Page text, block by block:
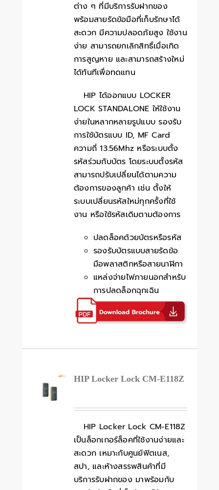
ต่าง ๆ ที่มีบริการรับฝากของ
พร้อมสายรัดข้อมือที่เก็บรักษาได้
สะดวก มีความปลอดภัยสูง ใช้งาน
ง่าย สามารถยกเลิกสิทธิ์เมื่อเกิด
การสูญหาย และสามารถสร้างใหม่
ได้ทันทีเพื่อทดแทน
HIP ได้ออกแบบ LOCKER
LOCK STANDALONE ให้ใช้งาน
ง่ายในหลากหลายรูปแบบ รองรับ
การใช้บัตรแบบ ID, MF Card
ความถี่ 13.56Mhz หรือระบบตั้ง
รหัสร่วมกับบัตร โดยระบบตั้งรหัส
สามารถปรับเปลี่ยนได้ตามความ
ต้องการของลูกค้า เช่น ตั้งให้
ระบบเปลี่ยนรหัสใหม่ทุกครั้งที่ใช้
งาน หรือใช้รหัสเดิมตามต้องการ
ปลดล็อคด้วยบัตรหรือรหัส
รองรับบัตรแบบสายรัดข้อ
มือพลาสติกหรือสายนาฬิกา
แหล่งจ่ายไฟภายนอกสำหรับ
การปลดล็อกฉุกเฉิน
HIP Locker Lock CM-E118Z
HIP Locker Lock CM-E118Z
เป็นล็อกเกอร์ล็อคที่ใช้งานง่ายและ
สะดวก เหมาะกับศูนย์ฟิตเนส,
สปา, และห้างสรรพสินค้าที่มี
บริการรับฝากของ มาพร้อมกับ